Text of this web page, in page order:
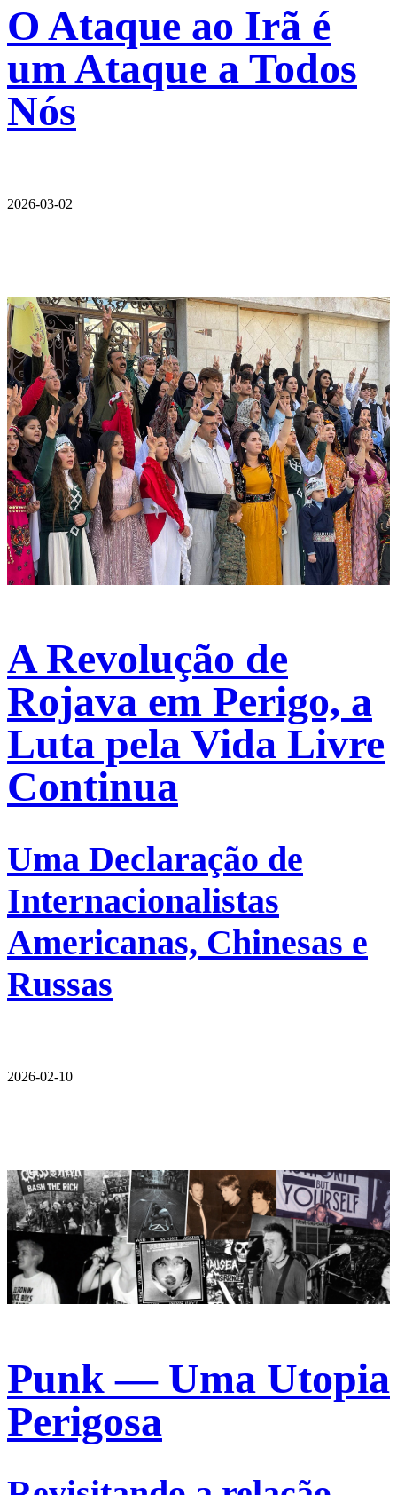
O Ataque ao Irã é
um Ataque a Todos
Nós
2026-03-02
A Revolução de
Rojava em Perigo, a
Luta pela Vida Livre
Continua
Uma Declaração de
Internacionalistas
Americanas, Chinesas e
Russas
2026-02-10
Punk — Uma Utopia
Perigosa